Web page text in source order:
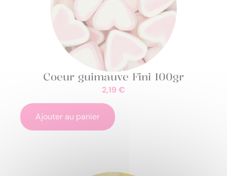
Coeur guimauve Fini 100gr
2,19€
Ajouter au panier